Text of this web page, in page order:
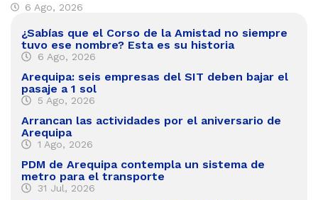
6 Ago, 2026
¿Sabías que el Corso de la Amistad no siempre
tuvo ese nombre? Esta es su historia
6 Ago, 2026
Arequipa: seis empresas del SIT deben bajar el
pasaje a 1 sol
5 Ago, 2026
Arrancan las actividades por el aniversario de
Arequipa
1 Ago, 2026
PDM de Arequipa contempla un sistema de
metro para el transporte
31 Jul, 2026